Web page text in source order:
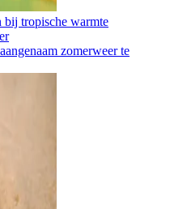
bij tropische warmte
zomerweer te